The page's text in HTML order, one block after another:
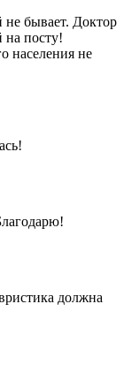
бывает. Доктор
на посту!
населения не
должна